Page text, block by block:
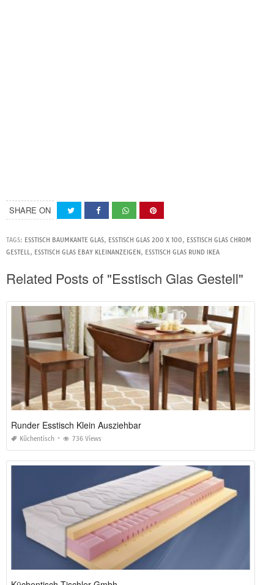
SHARE ON
TAGS: ESSTISCH BAUMKANTE GLAS, ESSTISCH GLAS 200 X 100, ESSTISCH GLAS CHROM
GESTELL, ESSTISCH GLAS EBAY KLEINANZEIGEN, ESSTISCH GLAS RUND IKEA
Related Posts of "Esstisch Glas Gestell"
Runder Esstisch Klein Ausziehbar
Küchentisch 736 Views